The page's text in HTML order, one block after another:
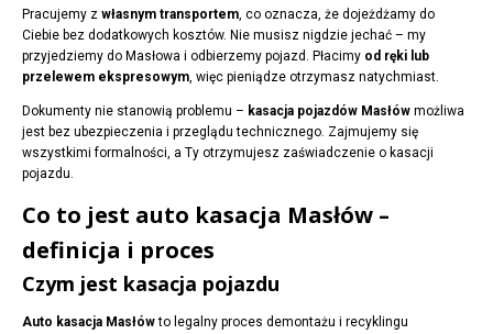
Pracujemy z własnym transportem, co oznacza, że dojeżdżamy do
Ciebie bez dodatkowych kosztów. Nie musisz nigdzie jechać – my
przyjedziemy do Masłowa i odbierzemy pojazd. Płacimy od ręki lub
przelewem ekspresowym, więc pieniądze otrzymasz natychmiast.
Dokumenty nie stanowią problemu – kasacja pojazdów Masłów możliwa
jest bez ubezpieczenia i przeglądu technicznego. Zajmujemy się
wszystkimi formalności, a Ty otrzymujesz zaświadczenie o kasacji
pojazdu.
Co to jest auto kasacja Masłów –
definicja i proces
Czym jest kasacja pojazdu
Auto kasacja Masłówto legalny proces demontażu i recyklingu